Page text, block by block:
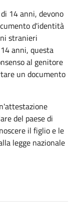
14 anni, devono
d'identità
stranieri
anni, questa
al genitore
un documento
del paese di
il figlio e le
legge nazionale